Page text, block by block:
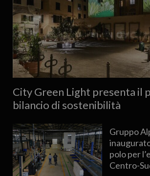
City Green Light presenta il
bilancio di sostenibilità
Gruppo
polo per
Centro-